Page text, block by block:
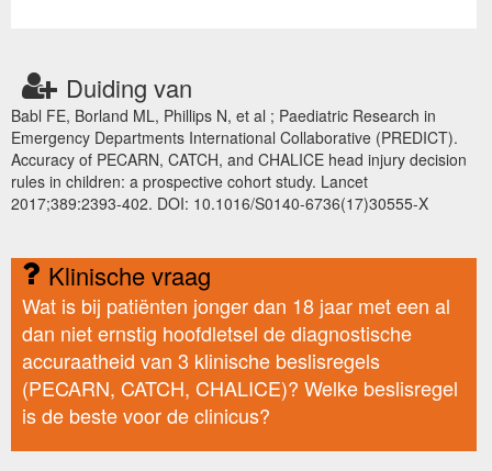
Duiding van
Babl FE, Borland ML, Phillips N, et al ; Paediatric Research in
Emergency Departments International Collaborative (PREDICT).
Accuracy of PECARN, CATCH, and CHALICE head injury decision
rules in children: a prospective cohort study. Lancet
2017;389:2393-402. DOI: 10.1016/S0140-6736(17)30555-X
Klinische vraag
Wat is bij patiënten jonger dan 18 jaar met een al
dan niet ernstig hoofdletsel de diagnostische
accuraatheid van 3 klinische beslisregels
(PECARN, CATCH, CHALICE)? Welke beslisregel
is de beste voor de clinicus?